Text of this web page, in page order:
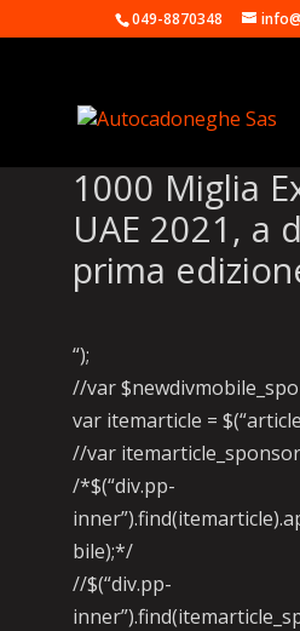
049-8870348
1000 Miglia
UAE 2021, a
prima
“);
//var
var itemarticle =
//var itemarticle_sponsor
/*$(“div.pp-
bile);*/
//$(“div.pp-